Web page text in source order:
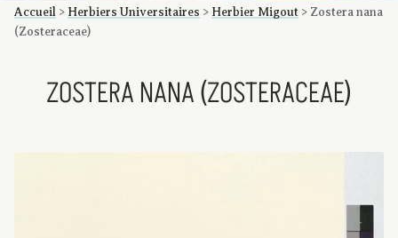
Les factums à la BU
Présentation du corpus de factums de la collection Marie
Bibliographie
Glossaire
Index de recherche
Accueil > Herbiers Universitaires > Herbier Migout > Zostera nana
(Zosteraceae)
ZOSTERA NANA (ZOSTERACEAE)